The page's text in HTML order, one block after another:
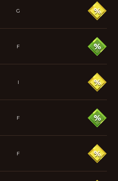
G
F
I
F
F